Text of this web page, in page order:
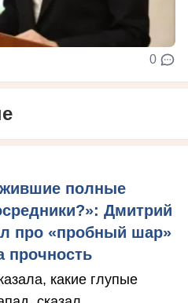
0
полные
Дмитрий
про «пробный шар»
прочность
какие глупые